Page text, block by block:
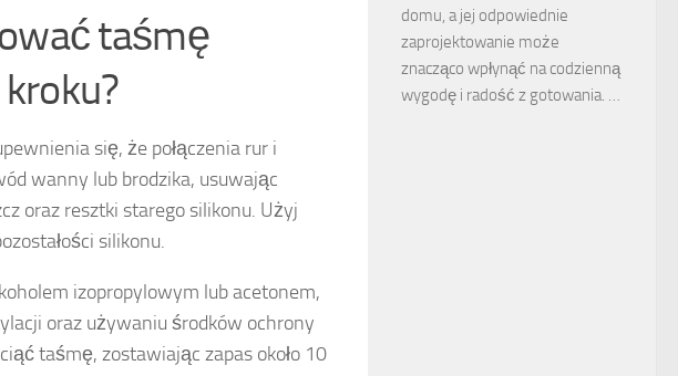
taśmę
się, że połączenia rur i
wanny lub brodzika, usuwając
oraz resztki starego silikonu. Użyj
silikonu.
izopropylowym lub acetonem,
oraz używaniu środków ochrony
taśmę, zostawiając zapas około 10
domu, a jej odpowiednie
zaprojektowanie może
znacząco wpłynąć na codzienną
wygodę i radość z gotowania. …